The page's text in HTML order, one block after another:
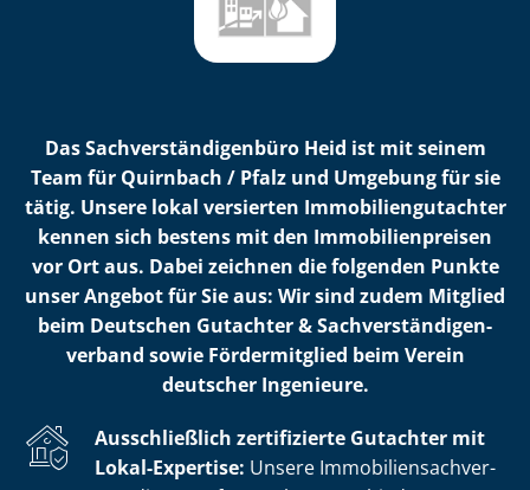
Das Sach­ver­stän­di­gen­bü­ro Heid ist mit seinem
Team für Quirnbach / Pfalz und Umgebung für sie
tätig. Unsere lokal versierten Im­mo­bi­li­en­gut­ach­ter
kennen sich bestens mit den Im­mo­bi­li­en­prei­sen
vor Ort aus. Dabei zeichnen die folgenden Punkte
unser Angebot für Sie aus: Wir sind zudem Mitglied
beim Deutschen Gutachter & Sach­ver­stän­di­gen­
ver­band sowie Fördermitglied beim Verein
deutscher Ingenieure.
Ausschließlich zertifizierte Gutachter mit
Lokal-Expertise: Unsere Im­mo­bi­li­en­sach­ver­